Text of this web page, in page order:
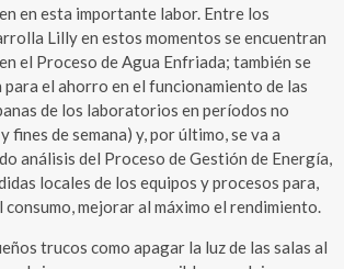
en esta importante labor. Entre los
Lilly en estos momentos se encuentran
el Proceso de Agua Enfriada; también se
para el ahorro en el funcionamiento de las
de los laboratorios en períodos no
fines de semana) y, por último, se va a
análisis del Proceso de Gestión de Energía,
locales de los equipos y procesos para,
mejorar al máximo el rendimiento.
trucos como apagar la luz de las salas al